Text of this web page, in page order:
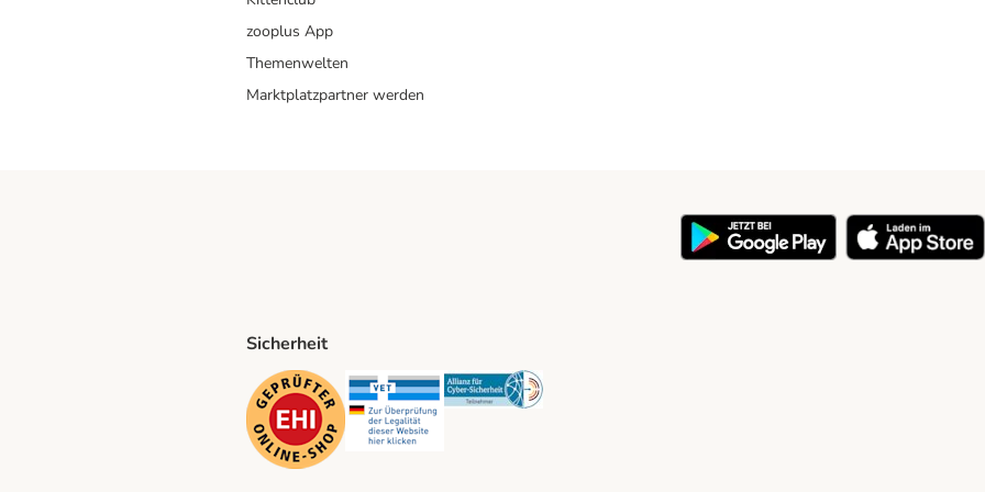
zooplus App
Themenwelten
Marktplatzpartner werden
Method
Sicherheit
Security Security Security